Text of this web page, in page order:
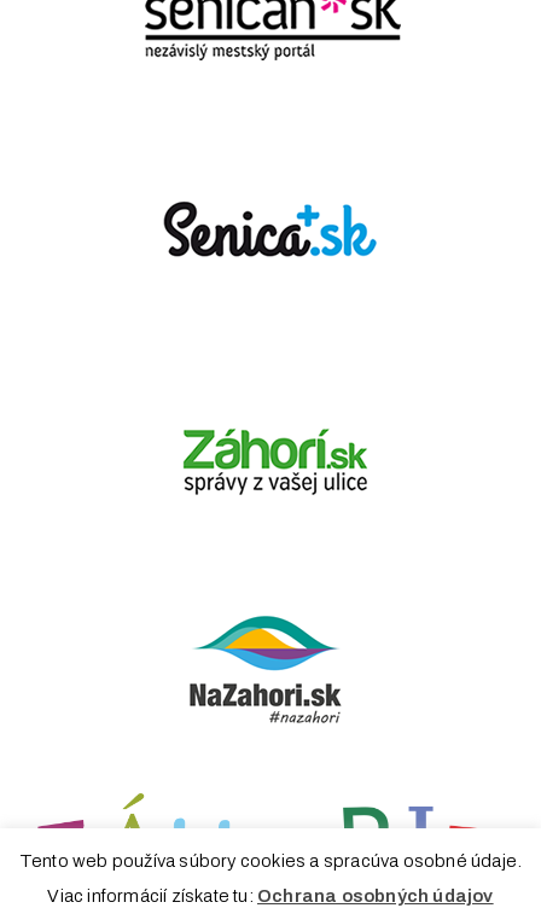
Tento web používa súbory cookies a spracúva osobné údaje.
Viac informácií získate tu: Ochrana osobných údajov